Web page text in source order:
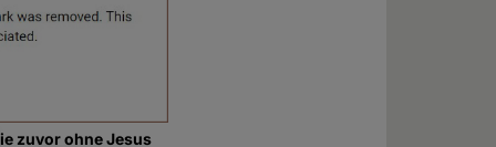
zuvor ohne Jesus